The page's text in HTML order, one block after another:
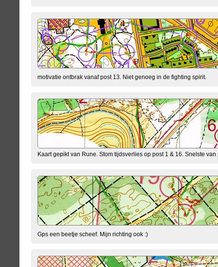
motivatie ontbrak vanaf post 13. Niet genoeg in de fighting spirit.
Kaart gepikt van Rune. Stom tijdsverlies op post 1 & 16. Snelste
Gps een beetje scheef. Mijn richting ook :)